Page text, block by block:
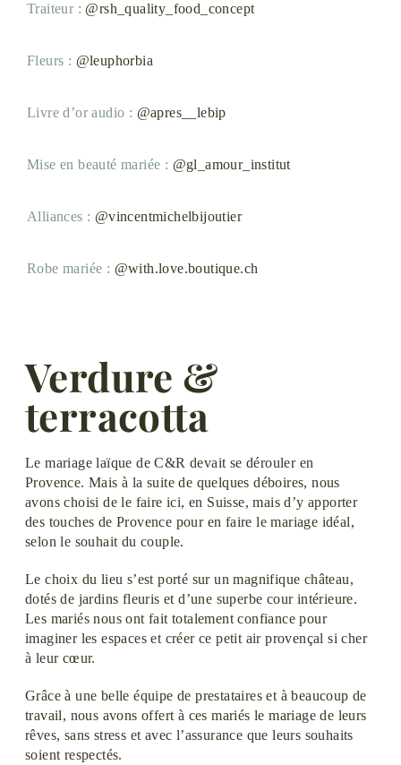
Traiteur : @rsh_quality_food_concept
Fleurs : @leuphorbia
Livre d’or audio : @apres__lebip
Mise en beauté mariée : @gl_amour_institut
Alliances : @vincentmichelbijoutier
Robe mariée : @with.love.boutique.ch
Verdure &
terracotta
Le mariage laïque de C&R devait se dérouler en
Provence. Mais à la suite de quelques déboires, nous
avons choisi de le faire ici, en Suisse, mais d’y apporter
des touches de Provence pour en faire le mariage idéal,
selon le souhait du couple.
Le choix du lieu s’est porté sur un magnifique château,
dotés de jardins fleuris et d’une superbe cour intérieure.
Les mariés nous ont fait totalement confiance pour
imaginer les espaces et créer ce petit air provençal si cher
à leur cœur.
Grâce à une belle équipe de prestataires et à beaucoup de
travail, nous avons offert à ces mariés le mariage de leurs
rêves, sans stress et avec l’assurance que leurs souhaits
soient respectés.